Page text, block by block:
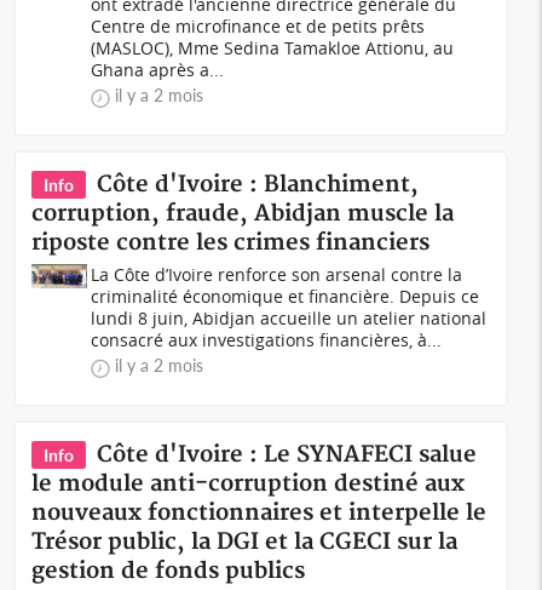
Centre de microfinance et de petits prêts
(MASLOC), Mme Sedina Tamakloe Attionu, au
Ghana après a...
il y a 2 mois
Info
Côte d'Ivoire : Blanchiment,
corruption, fraude, Abidjan muscle la
riposte contre les crimes financiers
La Côte d’Ivoire renforce son arsenal contre la
criminalité économique et financière. Depuis ce
lundi 8 juin, Abidjan accueille un atelier national
consacré aux investigations financières, à...
il y a 2 mois
Info
Côte d'Ivoire : Le SYNAFECI salue
le module anti-corruption destiné aux
nouveaux fonctionnaires et interpelle le
Trésor public, la DGI et la CGECI sur la
gestion de fonds publics